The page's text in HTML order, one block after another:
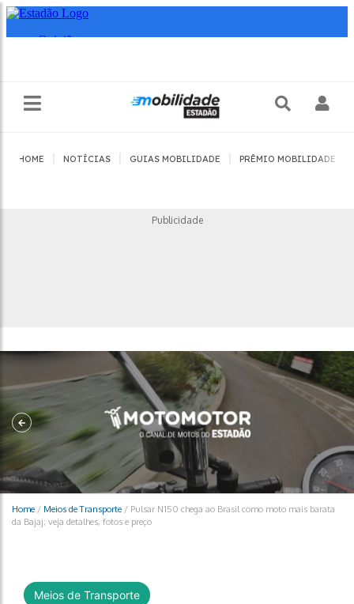
HOME NOTÍCIAS GUIAS MOBILIDADE PRÊMIO MOBILIDADE
Publicidade
Home / Meios de Transporte / Pulsar N150 chega ao Brasil como moto mais barata
da Bajaj; veja detalhes, fotos e preço
Meios de Transporte